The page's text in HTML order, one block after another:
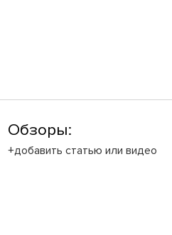
Обзоры:
+добавить статью или видео